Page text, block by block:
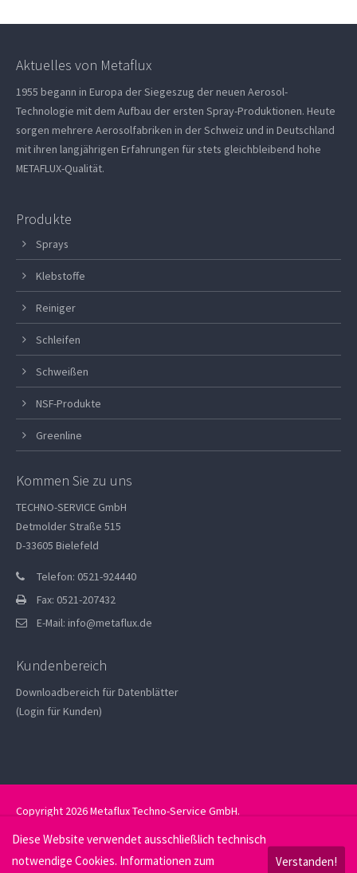
Aktuelles von Metaflux
1955 begann in Europa der Siegeszug der neuen Aerosol-
Technologie mit dem Aufbau der ersten Spray-Produktionen. Heute
sorgen mehrere Aerosolfabriken in der Schweiz und in Deutschland
mit ihren langjährigen Erfahrungen für stets gleichbleibend hohe
METAFLUX-Qualität.
Produkte
Sprays
Klebstoffe
Reiniger
Schleifen
Schweißen
NSF-Produkte
Greenline
Kommen Sie zu uns
TECHNO-SERVICE GmbH
Detmolder Straße 515
D-33605 Bielefeld
Telefon: 0521-924440
Fax: 0521-207432
E-Mail: info@metaflux.de
Kundenbereich
Downloadbereich für Datenblätter
(Login für Kunden)
Copyright 2026 Metaflux Techno-Service GmbH.
Datenschutz
Impressum
Diese Website verwendet ausschließlich technisch
notwendige Cookies. Informationen zum
Verstanden!